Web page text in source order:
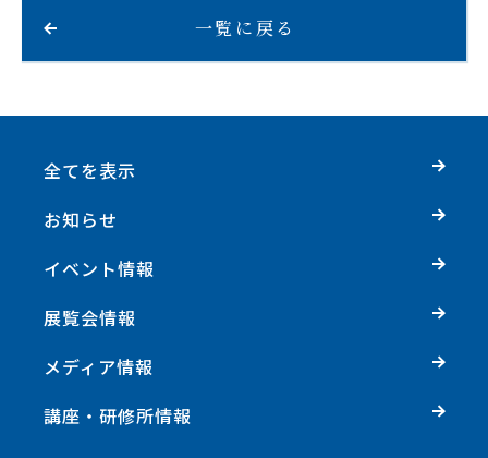
一覧に戻る
全てを表示
お知らせ
イベント情報
展覧会情報
メディア情報
講座・研修所情報